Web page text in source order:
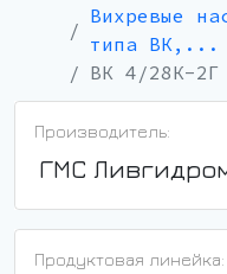
Вихревые
типа ВК,...
ВК 4/28К-2Г
Производитель:
ГМС
Продуктовая линейка: